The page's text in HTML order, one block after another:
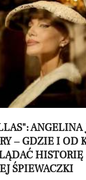
ANGELINA
– GDZIE I OD
HISTORIĘ
ŚPIEWACZKI